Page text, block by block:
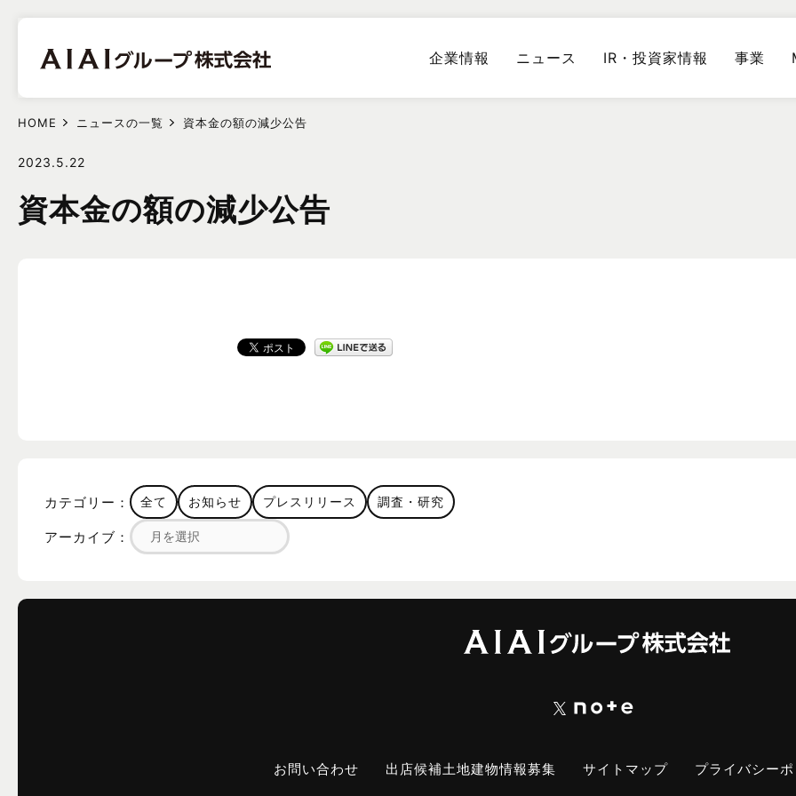
企業情報 ニュース IR・投資家情報 事業
HOME ニュースの一覧 資本金の額の減少公告
2023.5.22
資本金の額の減少公告
カテゴリー： 全て お知らせ プレスリリース 調査・研究
アーカイブ：
お問い合わせ 出店候補土地建物情報募集 サイトマップ プライバシー